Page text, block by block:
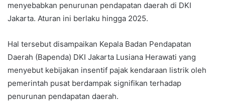
menyebabkan penurunan pendapatan daerah di DKI
Jakarta. Aturan ini berlaku hingga 2025.
Hal tersebut disampaikan Kepala Badan Pendapatan
Daerah (Bapenda) DKI Jakarta Lusiana Herawati yang
menyebut kebijakan insentif pajak kendaraan listrik oleh
pemerintah pusat berdampak signifikan terhadap
penurunan pendapatan daerah.